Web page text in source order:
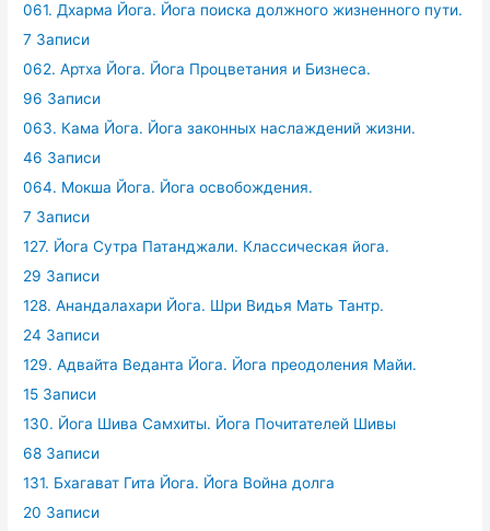
061. Дхарма Йога. Йога поиска должного жизненного пути.
7 Записи
062. Артха Йога. Йога Процветания и Бизнеса.
96 Записи
063. Кама Йога. Йога законных наслаждений жизни.
46 Записи
064. Мокша Йога. Йога освобождения.
7 Записи
127. Йога Сутра Патанджали. Классическая йога.
29 Записи
128. Анандалахари Йога. Шри Видья Мать Тантр.
24 Записи
129. Адвайта Веданта Йога. Йога преодоления Майи.
15 Записи
130. Йога Шива Самхиты. Йога Почитателей Шивы
68 Записи
131. Бхагават Гита Йога. Йога Война долга
20 Записи